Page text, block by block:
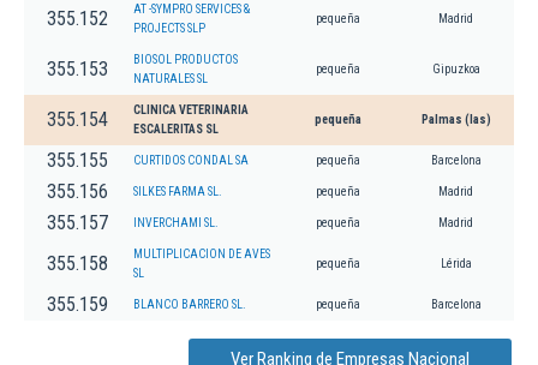
355.152
AT -SYMPRO SERVICES &
PROJECTS SLP
pequeña Madrid
355.153
BIOSOL PRODUCTOS
NATURALES SL
pequeña Gipuzkoa
355.154
CLINICA VETERINARIA
ESCALERITAS SL
pequeña Palmas (las)
355.155 CURTIDOS CONDAL SA pequeña Barcelona
355.156 SILKES FARMA SL. pequeña Madrid
355.157 INVERCHAMI SL. pequeña Madrid
355.158
MULTIPLICACION DE AVES
SL
pequeña Lérida
355.159 BLANCO BARRERO SL. pequeña Barcelona
Ver Ranking de Empresas Nacional